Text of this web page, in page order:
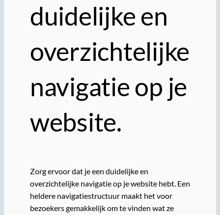
duidelijke en
overzichtelijke
navigatie op je
website.
Zorg ervoor dat je een duidelijke en
overzichtelijke navigatie op je website hebt. Een
heldere navigatiestructuur maakt het voor
bezoekers gemakkelijk om te vinden wat ze